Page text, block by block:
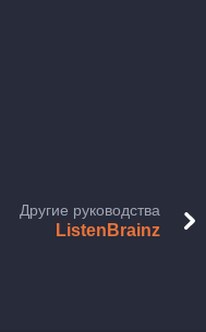
Другие руководства
ListenBrainz